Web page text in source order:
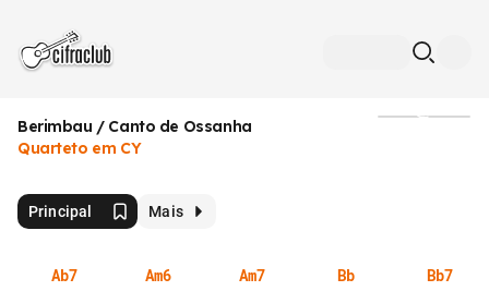
Berimbau / Canto de Ossanha
Quarteto em CY
Principal Mais
Ab7 Am6 Am7 Bb Bb7